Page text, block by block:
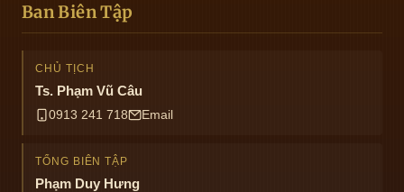
Ban Biên Tập
CHỦ TỊCH
Ts. Phạm Vũ Câu
0913 241 718 Email
TỔNG BIÊN TẬP
Phạm Duy Hưng